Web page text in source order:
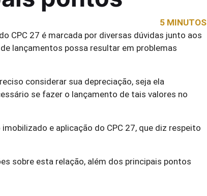
5 MINUTOS
CPC 27 é marcada por diversas dúvidas junto aos
lançamentos possa resultar em problemas
considerar sua depreciação, seja ela
se fazer o lançamento de tais valores no
e aplicação do CPC 27, que diz respeito
sobre esta relação, além dos principais pontos